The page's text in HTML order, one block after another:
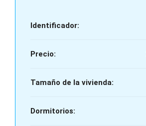
Identificador:
Precio:
Tamaño de la vivienda:
Dormitorios: